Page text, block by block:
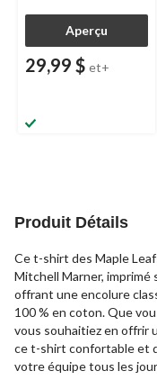
Aperçu
29,99 $ et+
Produit Détails
Ce t-shirt des Maple
Mitchell Marner, imprimé
offrant une encolure
100 % en coton. Que
vous souhaitiez en offrir
ce t-shirt confortable et
votre équipe tous les